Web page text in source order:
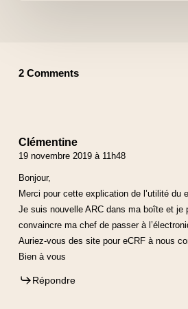
2 Comments
Clémentine
19 novembre 2019 à 11h48
Bonjour,
Merci pour cette explication de l’utilité du
Je suis nouvelle ARC dans ma boîte et je
convaincre ma chef de passer à
Auriez-vous des site pour eCRF à nous
Bien à vous
Répondre